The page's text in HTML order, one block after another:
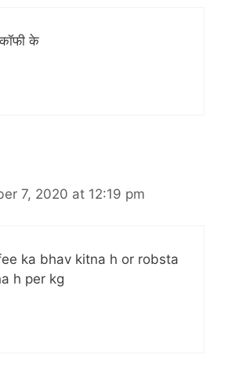
के
7, 2020 at 12:19 pm
ka bhav kitna h or robsta
h per kg